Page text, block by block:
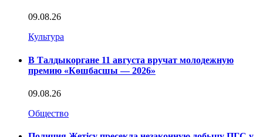
09.08.26
Культура
В Талдыкоргане 11 августа вручат молодежную
премию «Көшбасшы — 2026»
09.08.26
Общество